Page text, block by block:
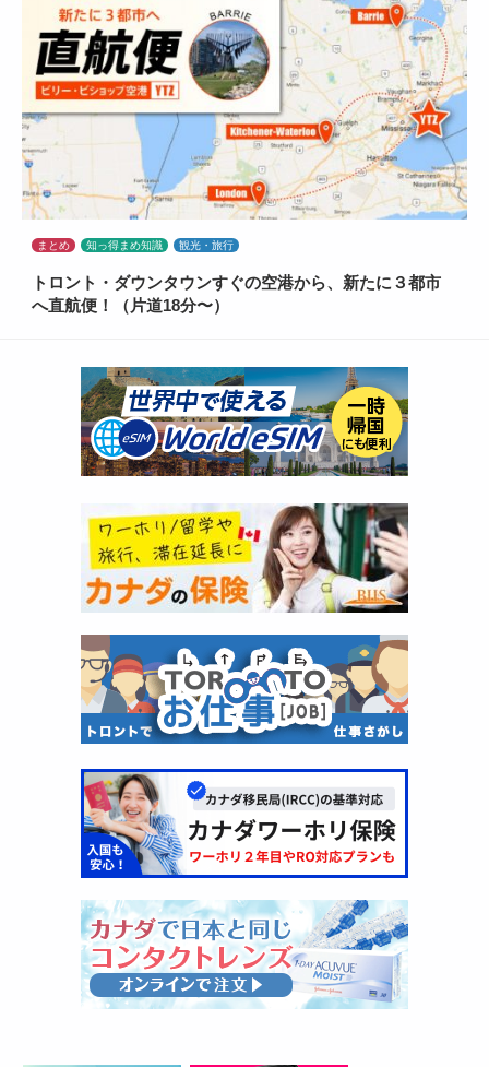
まとめ 知っ得まめ知識 観光・旅行
トロント・ダウンタウンすぐの空港から、新たに３都市
へ直航便！（片道18分〜）